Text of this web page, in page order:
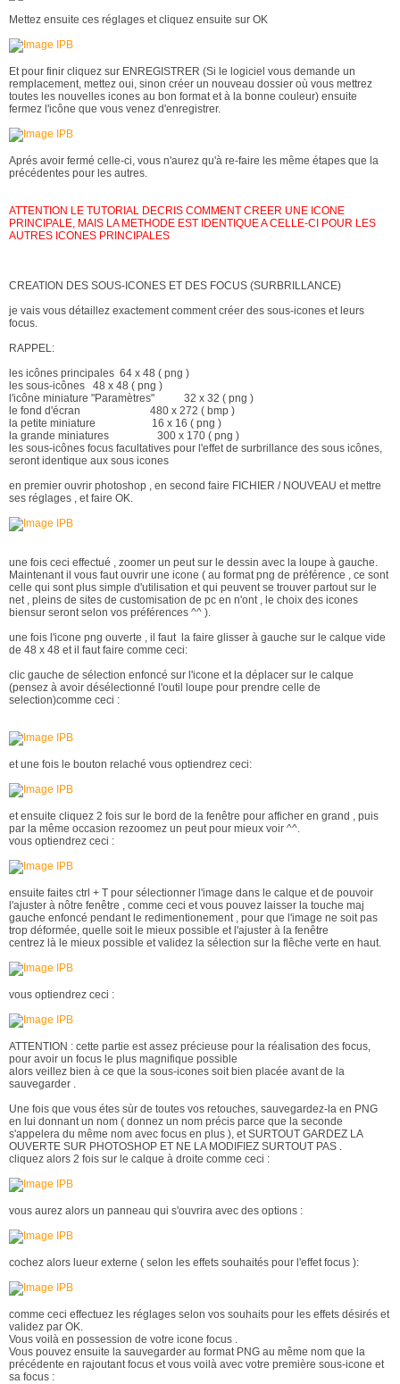
Mettez ensuite ces réglages et cliquez ensuite sur OK
Et pour finir cliquez sur ENREGISTRER (Si le logiciel vous demande un
remplacement, mettez oui, sinon créer un nouveau dossier où vous mettrez
toutes les nouvelles icones au bon format et à la bonne couleur) ensuite
fermez l'icône que vous venez d'enregistrer.
Aprés avoir fermé celle-ci, vous n'aurez qu'à re-faire les même étapes que la
précédentes pour les autres.
ATTENTION LE TUTORIAL DECRIS COMMENT CREER UNE ICONE
PRINCIPALE, MAIS LA METHODE EST IDENTIQUE A CELLE-CI POUR LES
AUTRES ICONES PRINCIPALES
CREATION DES SOUS-ICONES ET DES FOCUS (SURBRILLANCE)
je vais vous détaillez exactement comment créer des sous-icones et leurs
focus.
RAPPEL:
les icônes principales 64 x 48 ( png )
les sous-icônes 48 x 48 ( png )
l'icône miniature "Paramètres" 32 x 32 ( png )
le fond d'écran 480 x 272 ( bmp )
la petite miniature 16 x 16 ( png )
la grande miniatures 300 x 170 ( png )
les sous-icônes focus facultatives pour l'effet de surbrillance des sous icônes,
seront identique aux sous icones
en premier ouvrir photoshop , en second faire FICHIER / NOUVEAU et mettre
ses réglages , et faire OK.
une fois ceci effectué , zoomer un peut sur le dessin avec la loupe à gauche.
Maintenant il vous faut ouvrir une icone ( au format png de préférence , ce sont
celle qui sont plus simple d'utilisation et qui peuvent se trouver partout sur le
net , pleins de sites de customisation de pc en n'ont , le choix des icones
biensur seront selon vos préférences ^^ ).
une fois l'icone png ouverte , il faut la faire glisser à gauche sur le calque vide
de 48 x 48 et il faut faire comme ceci:
clic gauche de sélection enfoncé sur l'icone et la déplacer sur le calque
(pensez à avoir désélectionné l'outil loupe pour prendre celle de
selection)comme ceci :
et une fois le bouton relaché vous optiendrez ceci:
et ensuite cliquez 2 fois sur le bord de la fenêtre pour afficher en grand , puis
par la même occasion rezoomez un peut pour mieux voir ^^.
vous optiendrez ceci :
ensuite faites ctrl + T pour sélectionner l'image dans le calque et de pouvoir
l'ajuster à nôtre fenêtre , comme ceci et vous pouvez laisser la touche maj
gauche enfoncé pendant le redimentionement , pour que l'image ne soit pas
trop déformée, quelle soit le mieux possible et l'ajuster à la fenêtre
centrez là le mieux possible et validez la sélection sur la flêche verte en haut.
vous optiendrez ceci :
ATTENTION : cette partie est assez précieuse pour la réalisation des focus,
pour avoir un focus le plus magnifique possible
alors veillez bien à ce que la sous-icones soit bien placée avant de la
sauvegarder .
Une fois que vous étes sùr de toutes vos retouches, sauvegardez-la en PNG
en lui donnant un nom ( donnez un nom précis parce que la seconde
s'appelera du même nom avec focus en plus ), et SURTOUT GARDEZ LA
OUVERTE SUR PHOTOSHOP ET NE LA MODIFIEZ SURTOUT PAS .
cliquez alors 2 fois sur le calque à droite comme ceci :
vous aurez alors un panneau qui s'ouvrira avec des options :
cochez alors lueur externe ( selon les effets souhaités pour l'effet focus ):
comme ceci effectuez les réglages selon vos souhaits pour les effets désirés et
validez par OK.
Vous voilà en possession de votre icone focus .
Vous pouvez ensuite la sauvegarder au format PNG au même nom que la
précédente en rajoutant focus et vous voilà avec votre première sous-icone et
sa focus :